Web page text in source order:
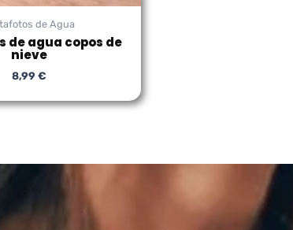
de Agua
de agua copos de
nieve
8,99€